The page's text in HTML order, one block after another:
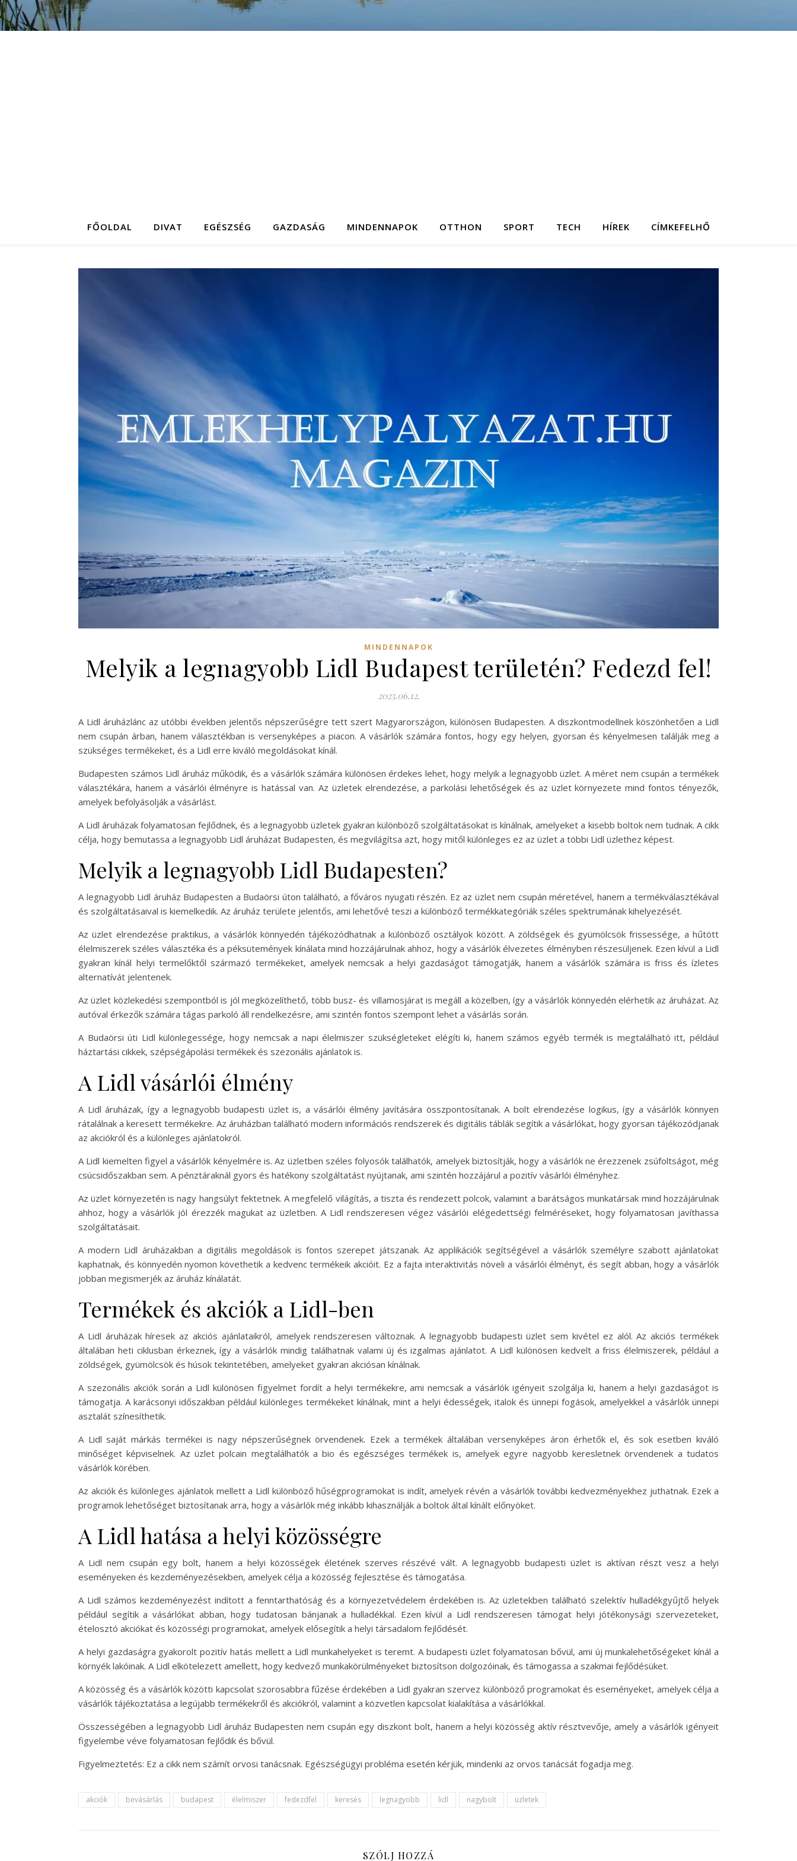
FŐOLDAL DIVAT EGÉSZSÉG GAZDASÁG MINDENNAPOK OTTHON SPORT TECH HÍREK CÍMKEFELHŐ
MINDENNAPOK
Melyik a legnagyobb Lidl Budapest területén? Fedezd fel!
2025.06.12.
A Lidl áruházlánc az utóbbi években jelentős népszerűségre tett szert Magyarországon, különösen Budapesten. A diszkontmodellnek köszönhetően a Lidl
nem csupán árban, hanem választékban is versenyképes a piacon. A vásárlók számára fontos, hogy egy helyen, gyorsan és kényelmesen találják meg a
szükséges termékeket, és a Lidl erre kiváló megoldásokat kínál.
Budapesten számos Lidl áruház működik, és a vásárlók számára különösen érdekes lehet, hogy melyik a legnagyobb üzlet. A méret nem csupán a termékek
választékára, hanem a vásárlói élményre is hatással van. Az üzletek elrendezése, a parkolási lehetőségek és az üzlet környezete mind fontos tényezők,
amelyek befolyásolják a vásárlást.
A Lidl áruházak folyamatosan fejlődnek, és a legnagyobb üzletek gyakran különböző szolgáltatásokat is kínálnak, amelyeket a kisebb boltok nem tudnak. A cikk
célja, hogy bemutassa a legnagyobb Lidl áruházat Budapesten, és megvilágítsa azt, hogy mitől különleges ez az üzlet a többi Lidl üzlethez képest.
Melyik a legnagyobb Lidl Budapesten?
A legnagyobb Lidl áruház Budapesten a Budaörsi úton található, a főváros nyugati részén. Ez az üzlet nem csupán méretével, hanem a termékválasztékával
és szolgáltatásaival is kiemelkedik. Az áruház területe jelentős, ami lehetővé teszi a különböző termékkategóriák széles spektrumának kihelyezését.
Az üzlet elrendezése praktikus, a vásárlók könnyedén tájékozódhatnak a különböző osztályok között. A zöldségek és gyümölcsök frissessége, a hűtött
élelmiszerek széles választéka és a péksütemények kínálata mind hozzájárulnak ahhoz, hogy a vásárlók élvezetes élményben részesüljenek. Ezen kívül a Lidl
gyakran kínál helyi termelőktől származó termékeket, amelyek nemcsak a helyi gazdaságot támogatják, hanem a vásárlók számára is friss és ízletes
alternatívát jelentenek.
Az üzlet közlekedési szempontból is jól megközelíthető, több busz- és villamosjárat is megáll a közelben, így a vásárlók könnyedén elérhetik az áruházat. Az
autóval érkezők számára tágas parkoló áll rendelkezésre, ami szintén fontos szempont lehet a vásárlás során.
A Budaörsi úti Lidl különlegessége, hogy nemcsak a napi élelmiszer szükségleteket elégíti ki, hanem számos egyéb termék is megtalálható itt, például
háztartási cikkek, szépségápolási termékek és szezonális ajánlatok is.
A Lidl vásárlói élmény
A Lidl áruházak, így a legnagyobb budapesti üzlet is, a vásárlói élmény javítására összpontosítanak. A bolt elrendezése logikus, így a vásárlók könnyen
rátalálnak a keresett termékekre. Az áruházban található modern információs rendszerek és digitális táblák segítik a vásárlókat, hogy gyorsan tájékozódjanak
az akciókról és a különleges ajánlatokról.
A Lidl kiemelten figyel a vásárlók kényelmére is. Az üzletben széles folyosók találhatók, amelyek biztosítják, hogy a vásárlók ne érezzenek zsúfoltságot, még
csúcsidőszakban sem. A pénztáraknál gyors és hatékony szolgáltatást nyújtanak, ami szintén hozzájárul a pozitív vásárlói élményhez.
Az üzlet környezetén is nagy hangsúlyt fektetnek. A megfelelő világítás, a tiszta és rendezett polcok, valamint a barátságos munkatársak mind hozzájárulnak
ahhoz, hogy a vásárlók jól érezzék magukat az üzletben. A Lidl rendszeresen végez vásárlói elégedettségi felméréseket, hogy folyamatosan javíthassa
szolgáltatásait.
A modern Lidl áruházakban a digitális megoldások is fontos szerepet játszanak. Az applikációk segítségével a vásárlók személyre szabott ajánlatokat
kaphatnak, és könnyedén nyomon követhetik a kedvenc termékeik akcióit. Ez a fajta interaktivitás növeli a vásárlói élményt, és segít abban, hogy a vásárlók
jobban megismerjék az áruház kínálatát.
Termékek és akciók a Lidl-ben
A Lidl áruházak híresek az akciós ajánlataikról, amelyek rendszeresen változnak. A legnagyobb budapesti üzlet sem kivétel ez alól. Az akciós termékek
általában heti ciklusban érkeznek, így a vásárlók mindig találhatnak valami új és izgalmas ajánlatot. A Lidl különösen kedvelt a friss élelmiszerek, például a
zöldségek, gyümölcsök és húsok tekintetében, amelyeket gyakran akciósan kínálnak.
A szezonális akciók során a Lidl különösen figyelmet fordít a helyi termékekre, ami nemcsak a vásárlók igényeit szolgálja ki, hanem a helyi gazdaságot is
támogatja. A karácsonyi időszakban például különleges termékeket kínálnak, mint a helyi édességek, italok és ünnepi fogások, amelyekkel a vásárlók ünnepi
asztalát színesíthetik.
A Lidl saját márkás termékei is nagy népszerűségnek örvendenek. Ezek a termékek általában versenyképes áron érhetők el, és sok esetben kiváló
minőséget képviselnek. Az üzlet polcain megtalálhatók a bio és egészséges termékek is, amelyek egyre nagyobb keresletnek örvendenek a tudatos
vásárlók körében.
Az akciók és különleges ajánlatok mellett a Lidl különböző hűségprogramokat is indít, amelyek révén a vásárlók további kedvezményekhez juthatnak. Ezek a
programok lehetőséget biztosítanak arra, hogy a vásárlók még inkább kihasználják a boltok által kínált előnyöket.
A Lidl hatása a helyi közösségre
A Lidl nem csupán egy bolt, hanem a helyi közösségek életének szerves részévé vált. A legnagyobb budapesti üzlet is aktívan részt vesz a helyi
eseményeken és kezdeményezésekben, amelyek célja a közösség fejlesztése és támogatása.
A Lidl számos kezdeményezést indított a fenntarthatóság és a környezetvédelem érdekében is. Az üzletekben található szelektív hulladékgyűjtő helyek
például segítik a vásárlókat abban, hogy tudatosan bánjanak a hulladékkal. Ezen kívül a Lidl rendszeresen támogat helyi jótékonysági szervezeteket,
ételosztó akciókat és közösségi programokat, amelyek elősegítik a helyi társadalom fejlődését.
A helyi gazdaságra gyakorolt pozitív hatás mellett a Lidl munkahelyeket is teremt. A budapesti üzlet folyamatosan bővül, ami új munkalehetőségeket kínál a
környék lakóinak. A Lidl elkötelezett amellett, hogy kedvező munkakörülményeket biztosítson dolgozóinak, és támogassa a szakmai fejlődésüket.
A közösség és a vásárlók közötti kapcsolat szorosabbra fűzése érdekében a Lidl gyakran szervez különböző programokat és eseményeket, amelyek célja a
vásárlók tájékoztatása a legújabb termékekről és akciókról, valamint a közvetlen kapcsolat kialakítása a vásárlókkal.
Összességében a legnagyobb Lidl áruház Budapesten nem csupán egy diszkont bolt, hanem a helyi közösség aktív résztvevője, amely a vásárlók igényeit
figyelembe véve folyamatosan fejlődik és bővül.
Figyelmeztetés: Ez a cikk nem számít orvosi tanácsnak. Egészségügyi probléma esetén kérjük, mindenki az orvos tanácsát fogadja meg.
akciók bevásárlás budapest élelmiszer fedezdfel keresés legnagyobb lidl nagybolt üzletek
SZÓLJ HOZZÁ